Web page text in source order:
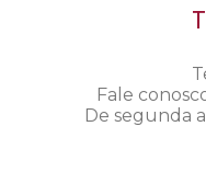
Fale
De segunda